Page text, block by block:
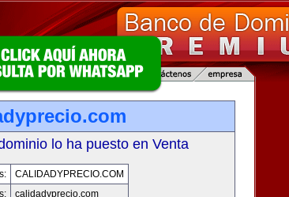
lo ha puesto en Venta
CALIDADYPRECIO.COM
calidadyprecio.com